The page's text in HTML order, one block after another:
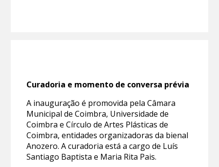
Curadoria e momento de conversa prévia
A inauguração é promovida pela Câmara
Municipal de Coimbra, Universidade de
Coimbra e Círculo de Artes Plásticas de
Coimbra, entidades organizadoras da bienal
Anozero. A curadoria está a cargo de Luís
Santiago Baptista e Maria Rita Pais.